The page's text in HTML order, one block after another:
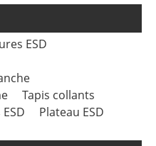
ESD
Tapis collants
Plateau ESD